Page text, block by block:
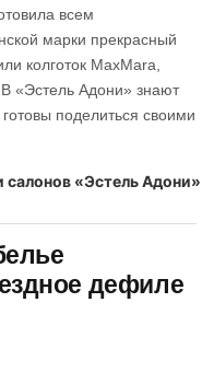
всем
марки прекрасный
колготок MaxMara,
«Эстель Адони» знают
поделиться своими
дефиле